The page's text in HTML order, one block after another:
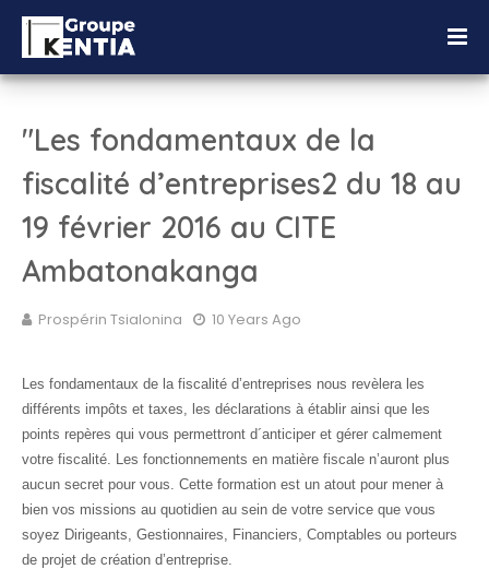
"Les fondamentaux de la
fiscalité d’entreprises2 du 18 au
19 février 2016 au CITE
Ambatonakanga
Prospérin Tsialonina 10 Years Ago
Les fondamentaux de la fiscalité d’entreprises nous revèlera les
différents impôts et taxes, les déclarations à établir ainsi que les
points repères qui vous permettront d´anticiper et gérer calmement
votre fiscalité. Les fonctionnements en matière fiscale n’auront plus
aucun secret pour vous. Cette formation est un atout pour mener à
bien vos missions au quotidien au sein de votre service que vous
soyez Dirigeants, Gestionnaires, Financiers, Comptables ou porteurs
de projet de création d’entreprise.